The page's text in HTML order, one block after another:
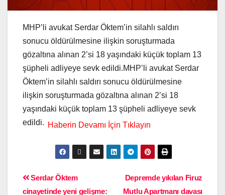
MHP’li avukat Serdar Öktem’in silahlı saldırı
sonucu öldürülmesine ilişkin soruşturmada
gözaltına alınan 2’si 18 yaşındaki küçük toplam 13
şüpheli adliyeye sevk edildi.MHP’li avukat Serdar
Öktem’in silahlı saldırı sonucu öldürülmesine
ilişkin soruşturmada gözaltına alınan 2’si 18
yaşındaki küçük toplam 13 şüpheli adliyeye sevk
edildi.
Depremde yıkılan Firuz
Mutlu Apartmanı davası
Serdar Öktem
cinayetinde yeni gelişme: